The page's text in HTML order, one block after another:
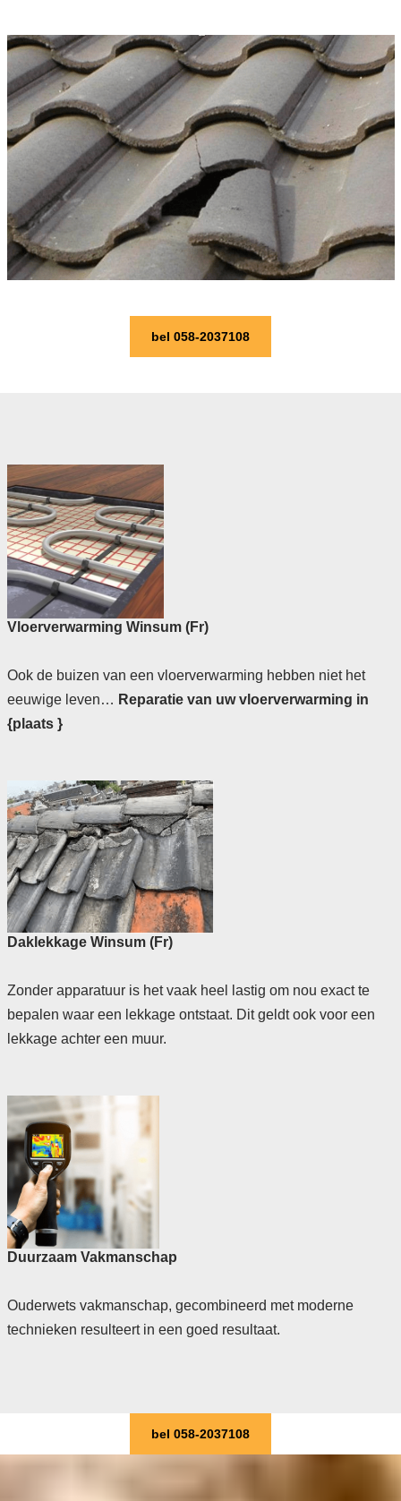
bel 058-2037108
Vloerverwarming Winsum (Fr)
Ook de buizen van een vloerverwarming hebben niet het
eeuwige leven… Reparatie van uw vloerverwarming in
{plaats }
Daklekkage Winsum (Fr)
Zonder apparatuur is het vaak heel lastig om nou exact te
bepalen waar een lekkage ontstaat. Dit geldt ook voor een
lekkage achter een muur.
Duurzaam Vakmanschap
Ouderwets vakmanschap, gecombineerd met moderne
technieken resulteert in een goed resultaat.
bel 058-2037108